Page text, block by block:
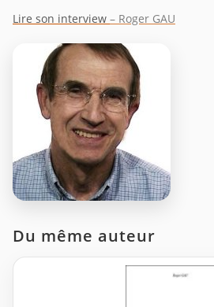
Lire son interview – Roger GAU
Du même auteur